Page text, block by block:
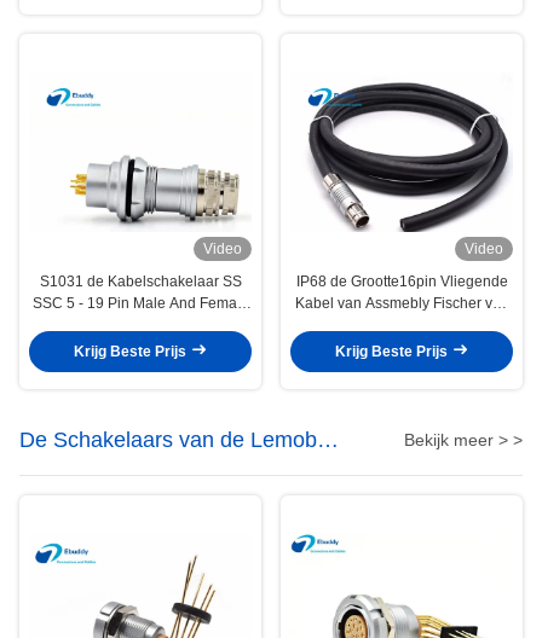
Video
S1031 de Kabelschakelaar SS
SSC 5 - 19 Pin Male And Female
Krijg Beste Prijs
Video
IP68 de Grootte16pin Vliegende
Kabel van Assmebly Fischer van
103
Krijg Beste Prijs
De Schakelaars van de Lemob
Reeks
Bekijk meer > >